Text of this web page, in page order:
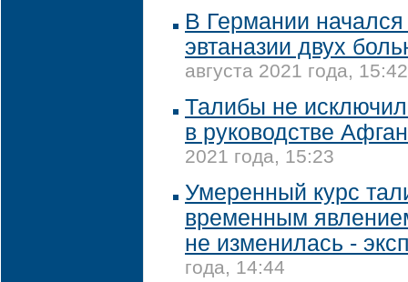
В Германии
эвтаназии двух
августа 2021 года, 15:42
Талибы не
в руководстве
2021 года, 15:23
Умеренный курс
временным
не изменилась -
года, 14:44